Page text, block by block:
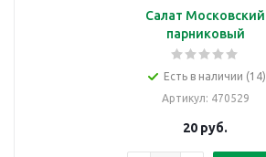
Салат Московский
парниковый
Есть в наличии (14)
Артикул: 470529
20 руб.